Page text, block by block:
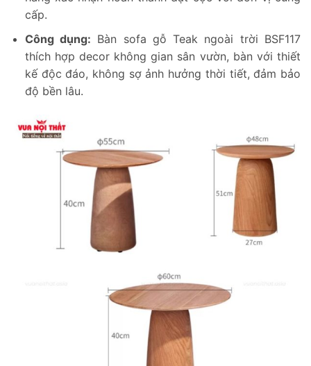
cấp.
Công dụng: Bàn sofa gỗ Teak ngoài trời BSF117
thích hợp decor không gian sân vườn, bàn với thiết
kế độc đáo, không sợ ảnh hưởng thời tiết, đảm bảo
độ bền lâu.